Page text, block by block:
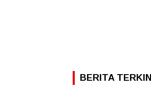
BERITA TERKINI